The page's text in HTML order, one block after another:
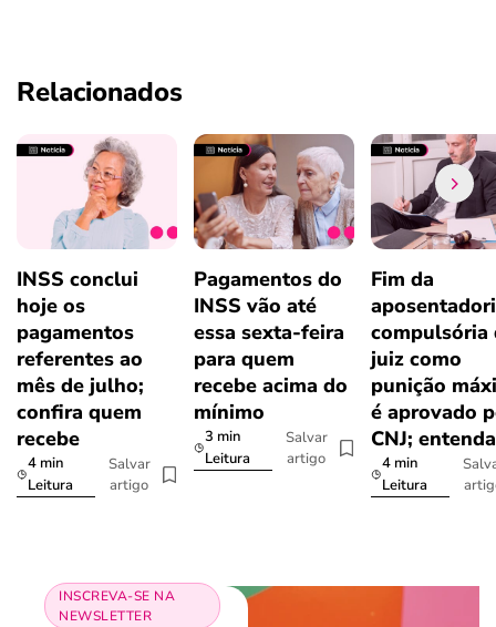
Relacionados
INSS conclui
hoje os
pagamentos
referentes ao
mês de julho;
confira quem
recebe
4 min
Leitura
Salvar
artigo
Pagamentos do
INSS vão até
essa sexta-feira
para quem
recebe acima do
mínimo
3 min
Leitura
Salvar
artigo
Fim da
compulsória
juiz como
punição
é aprovado
CNJ; entenda
4 min
Leitura
INSCREVA-SE NA
NEWSLETTER